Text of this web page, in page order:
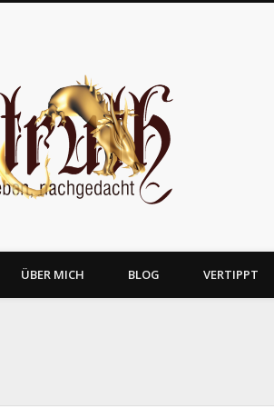
ÜBER MICH BLOG VERTIPPT